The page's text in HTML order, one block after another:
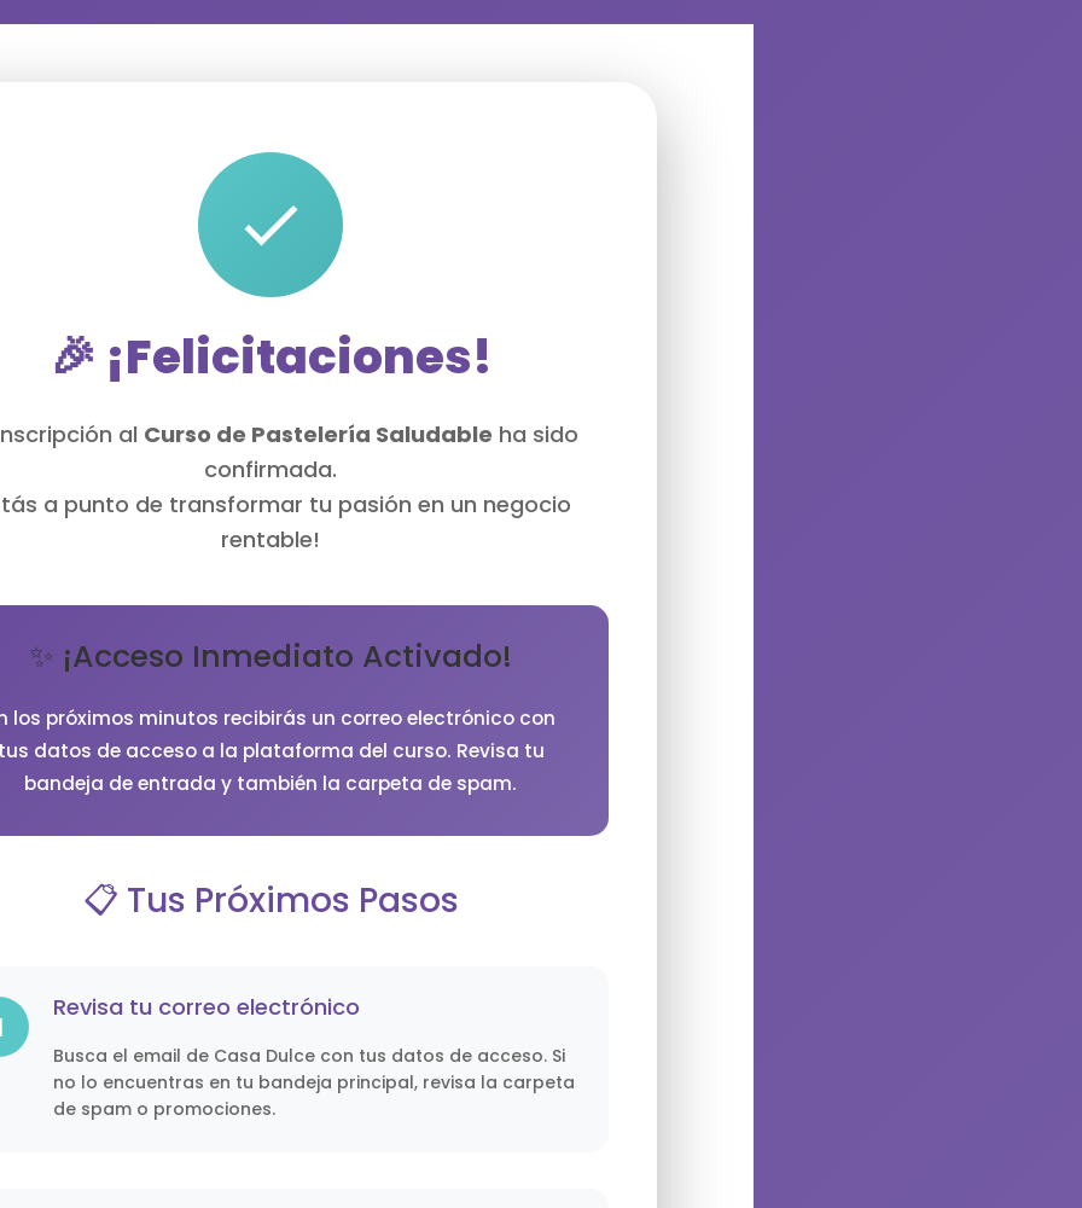
🎉 ¡Felicitaciones!
al Curso de Pastelería Saludable ha sido
confirmada.
a punto de transformar tu pasión en un negocio
rentable!
✨ ¡Acceso Inmediato Activado!
los próximos minutos recibirás un correo electrónico con
datos de acceso a la plataforma del curso. Revisa tu
bandeja de entrada y también la carpeta de spam.
📋 Tus Próximos Pasos
Revisa tu correo electrónico
Busca el email de Casa Dulce con tus datos de acceso. Si
no lo encuentras en tu bandeja principal, revisa la carpeta
de spam o promociones.